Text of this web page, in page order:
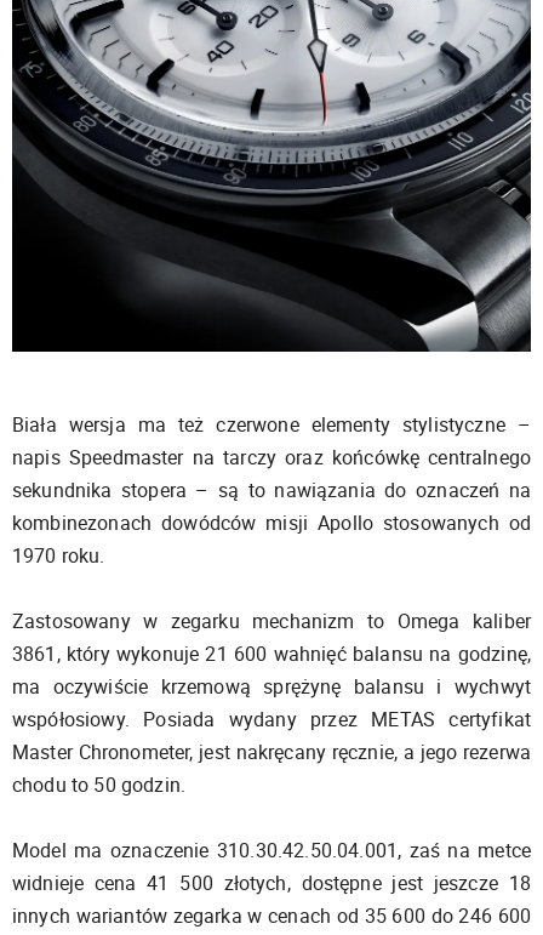
Biała wersja ma też czerwone elementy stylistyczne –
napis Speedmaster na tarczy oraz końcówkę centralnego
sekundnika stopera – są to nawiązania do oznaczeń na
kombinezonach dowódców misji Apollo stosowanych od
1970 roku.
Zastosowany w zegarku mechanizm to Omega kaliber
3861, który wykonuje 21 600 wahnięć balansu na godzinę,
ma oczywiście krzemową sprężynę balansu i wychwyt
współosiowy. Posiada wydany przez METAS certyfikat
Master Chronometer, jest nakręcany ręcznie, a jego rezerwa
chodu to 50 godzin.
Model ma oznaczenie 310.30.42.50.04.001, zaś na metce
widnieje cena 41 500 złotych, dostępne jest jeszcze 18
innych wariantów zegarka w cenach od 35 600 do 246 600